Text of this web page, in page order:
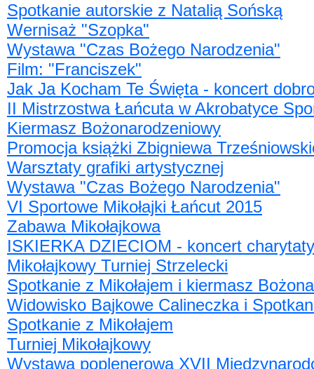
Spotkanie autorskie z Natalią Sońską
Wernisaż "Szopka"
Wystawa "Czas Bożego Narodzenia"
Film: "Franciszek"
Jak Ja Kocham Te Święta - koncert
II Mistrzostwa Łańcuta w Akrobatyce
Kiermasz Bożonarodzeniowy
Promocja książki Zbigniewa
Warsztaty grafiki artystycznej
Wystawa "Czas Bożego Narodzenia"
VI Sportowe Mikołajki Łańcut 2015
Zabawa Mikołajkowa
ISKIERKA DZIECIOM - koncert
Mikołajkowy Turniej Strzelecki
Spotkanie z Mikołajem i kiermasz
Widowisko Bajkowe Calineczka i
Spotkanie z Mikołajem
Turniej Mikołajkowy
Wystawa poplenerowa XVII